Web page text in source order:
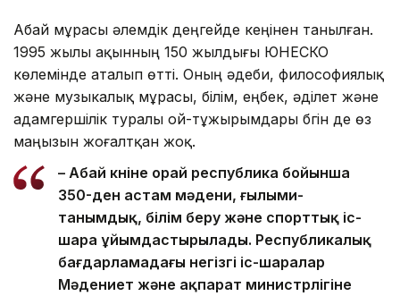
Абай мұрасы әлемдік деңгейде кеңінен танылған.
1995 жылы ақынның 150 жылдығы ЮНЕСКО
көлемінде аталып өтті. Оның әдеби, философиялық
және музыкалық мұрасы, білім, еңбек, әділет және
адамгершілік туралы ой-тұжырымдары бүгін де өз
маңызын жоғалтқан жоқ.
– Абай күніне орай республика бойынша
350-ден астам мәдени, ғылыми-
танымдық, білім беру және спорттық іс-
шара ұйымдастырылады. Республикалық
бағдарламадағы негізгі іс-шаралар
Мәдениет және ақпарат министрлігіне